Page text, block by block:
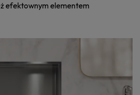
efektownym elementem